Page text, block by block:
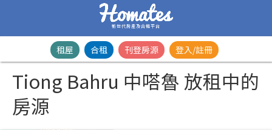
新世代房產及合租平台
租屋 合租 刊登房源 登入/註冊
Tiong Bahru 中嗒魯 放租中的
房源